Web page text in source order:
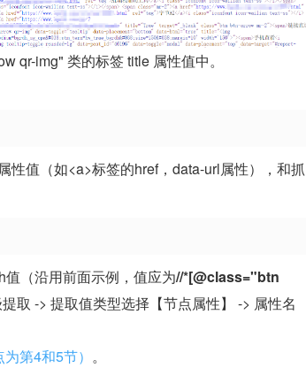
qr-img" 类的标签 title 属性值中。
性值（如<a>标签的href，data-url属性），和抓
（沿用前面示例，值应为//*[@class="btn
取 -> 提取值类型选择【节点属性】 -> 属性名
第4和5节） 。